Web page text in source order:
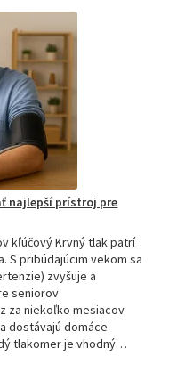
najlepší prístroj pre
kľúčový Krvný tlak patrí
S pribúdajúcim vekom sa
zvyšuje a
seniorov
za niekoľko mesiacov
dostávajú domáce
tlakomer je vhodný…